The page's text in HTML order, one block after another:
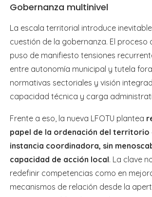
Gobernanza multinivel
La escala territorial introduce
cuestión de la gobernanza. El proceso
puso de manifiesto tensiones
entre autonomía municipal y tutela
normativas sectoriales y visión
capacidad técnica y carga
Frente a eso, la nueva LFOTU plantea
papel de la ordenación del territorio
instancia coordinadora, sin
capacidad de acción local. La clave
redefinir competencias como en
mecanismos de relación desde la